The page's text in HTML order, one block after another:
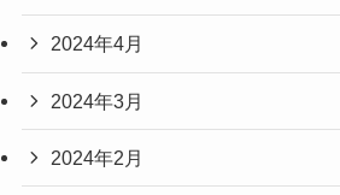
2024年4月
2024年3月
2024年2月